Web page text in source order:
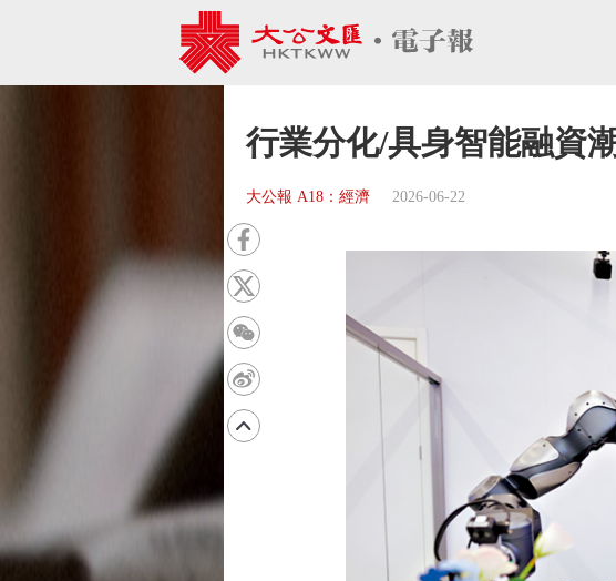
行業分化/具身智能融資
大公報 A18：經濟 2026-06-22